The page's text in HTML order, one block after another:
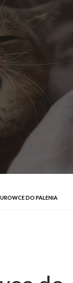
DO PALENIA